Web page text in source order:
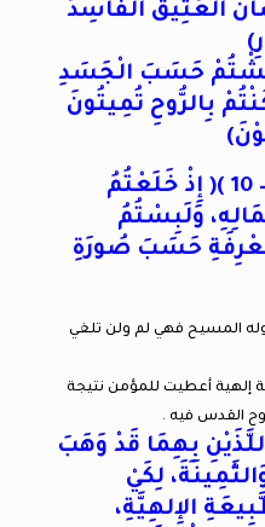
الْعَتِيقَ الْفَاسِدَ
إِنْ عِشْتُمْ حَسَبَ الْجَسَدِ
بِالرُّوحِ تُمِيتُونَ
( رسالة كولوسي 3 : 9 – 10 )( إِذْ خَلَعْتُمُ
وَلَبِسْتُمُ
حَسَبَ صُورَةِ
المسيح فهي لم ولن تلغي
إلهية أعطيت للمؤمن نتيجة
القدس فيه .
الثانية 1 : 4 ( اللَّذَيْنِ بِهِمَا قَدْ وَهَبَ
لِكَيْ
الإِلهِيَّةِ،